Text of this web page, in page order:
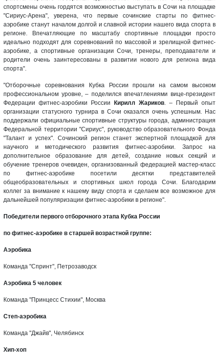
спортсмены очень гордятся возможностью выступать в Сочи на площадке
"Сириус-Арена", уверена, что первые сочинские старты по фитнес-
аэробике станут началом долгой и славной истории нашего вида спорта в
регионе. Впечатляющие по масштабу спортивные площадки просто
идеально подходят для соревнований по массовой и зрелищной фитнес-
аэробике, а спортивные организации Сочи, тренеры, преподаватели и
родители очень заинтересованы в развитии нового для региона вида
спорта".
"Отборочные соревнования Кубка России прошли на самом высоком
профессиональном уровне, – поделился впечатлениями вице-президент
Федерации фитнес-аэробики России
Кирилл Жариков. – Первый опыт
организации статусного турнира в Сочи оказался очень успешным. Нас
поддержали официальные спортивные структуры города, администрация
Федеральной территории "Сириус", руководство образовательного Фонда
"Талант и успех". Сочинский регион станет экспертной площадкой для
научного и методического развития фитнес-аэробики. Запрос на
дополнительное образование для детей, создание новых секций и
обучение тренеров очевиден, организованный федерацией мастер-класс
по фитнес-аэробике посетили десятки представителей
общеобразовательных и спортивных школ города Сочи. Благодарим
коллег за внимание к нашему виду спорта и сделаем все возможное для
дальнейшей популяризации фитнес-аэробики в регионе".
Победители первого отборочного этапа Кубка России
по фитнес-аэробике в старшей возрастной группе:
Аэробика
Команда "Спринт", Петрозаводск
Аэробика 5 человек
Команда "Принцесс Стихии", Москва
Степ-аэробика
Команда "Джайв", Челябинск
Хип-хоп